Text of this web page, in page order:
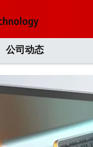
公司动态